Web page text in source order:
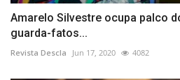
Amarelo Silvestre ocupa palco
guarda-fatos...
Revista Descla Jun 17, 2020 4082